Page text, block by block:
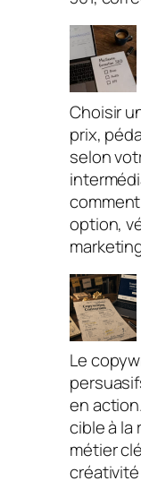
Choisir
prix,
selon
option,
Le
en
cible à
métier